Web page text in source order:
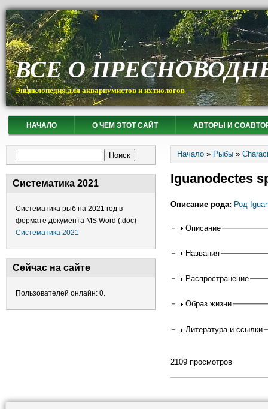
ВСЕ О
Энциклопедия для аквариумистов и ихтиологов
НАЧАЛО О ЧЕМ ЭТОТ САЙТ АВТОРЫ И
Систематика 2021
Систематика рыб на 2021 год в
формате документа MS Word (.doc)
Систематика 2021
Сейчас на сайте
Пользователей онлайн: 0.
Вы здесь
Начало » Рыбы »
Iguanodectes
Описание рода: Род
Описание
Названия
Распространение
Образ жизни
Литература и ссылки
2109 просмотров